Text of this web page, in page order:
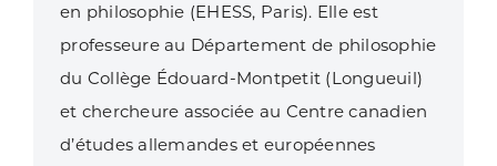
en philosophie (EHESS, Paris). Elle est
professeure au Département de philosophie
du Collège Édouard-Montpetit (Longueuil)
et chercheure associée au Centre canadien
d’études allemandes et européennes